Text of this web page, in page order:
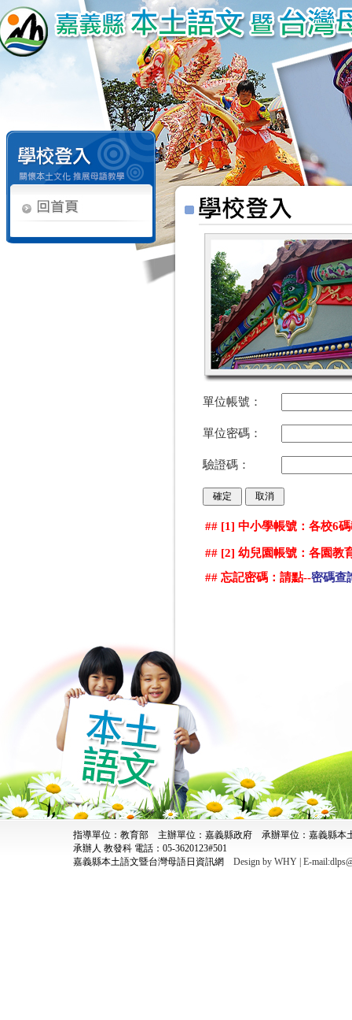
單位帳號：
單位密碼：
驗證碼：
## [1] 中小學帳號：各校6
## [2] 幼兒園帳號：各園教
## 忘記密碼：請點--密碼查
指導單位：教育部 主辦單位：嘉義縣政府 承辦單位：嘉義縣
承辦人 教發科 電話：05-3620123#501
嘉義縣本土語文暨台灣母語日資訊網 Design by WHY | E-